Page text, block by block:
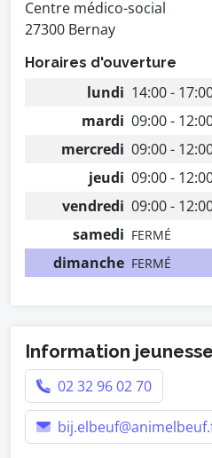
Centre médico-social
27300 Bernay
Horaires d'ouverture
lundi 14:00 -
mardi 09:00 -
mercredi 09:00 -
jeudi 09:00 -
vendredi 09:00 -
samedi FERMÉ
dimanche FERMÉ
Information jeunesse
02 32 96 02 70